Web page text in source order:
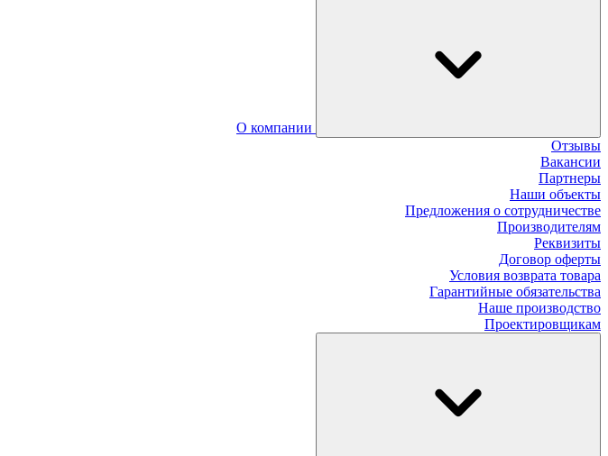
О компании
Отзывы
Вакансии
Партнеры
Наши объекты
Предложения о сотрудничестве
Производителям
Реквизиты
Договор оферты
Условия возврата товара
Гарантийные обязательства
Наше производство
Проектировщикам